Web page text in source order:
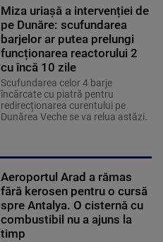
Miza uriașă a intervenției de
pe Dunăre: scufundarea
barjelor ar putea prelungi
funcționarea reactorului 2
cu încă 10 zile
Scufundarea celor 4 barje
încărcate cu piatră pentru
redirecționarea curentului pe
Dunărea Veche se va relua astăzi.
Aeroportul Arad a rămas
fără kerosen pentru o cursă
spre Antalya. O cisternă cu
combustibil nu a ajuns la
timp